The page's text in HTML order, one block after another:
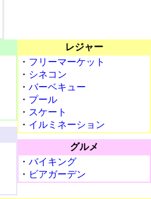
レジャー
・ フリーマーケット
・ シネコン
・ バーベキュー
・ プール
・ スケート
・ イルミネーション
グルメ
・ バイキング
・ ビアガーデン